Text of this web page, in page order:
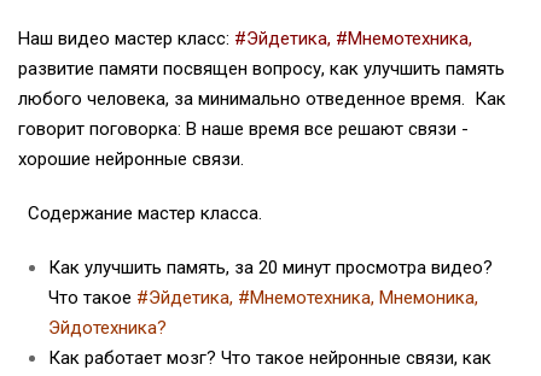
Наш видео мастер класс: #Эйдетика, #Мнемотехника,
развитие памяти посвящен вопросу, как улучшить память
любого человека, за минимально отведенное время. Как
говорит поговорка: В наше время все решают связи -
хорошие нейронные связи.
Содержание мастер класса.
Как улучшить память, за 20 минут просмотра видео?
Что такое #Эйдетика, #Мнемотехника, Мнемоника,
Эйдотехника?
Как работает мозг? Что такое нейронные связи, как